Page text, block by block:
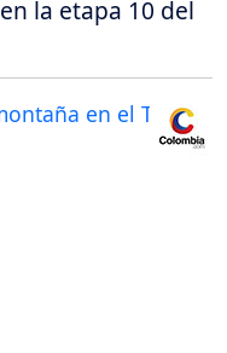
la etapa 10 del